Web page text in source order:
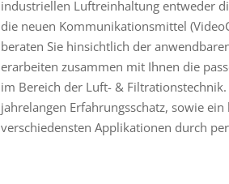
industriellen Luftreinhaltung entweder
die neuen Kommunikationsmittel
beraten Sie hinsichtlich der
erarbeiten zusammen mit Ihnen die
im Bereich der Luft- &
jahrelangen Erfahrungsschatz, sowie
verschiedensten Applikationen durch